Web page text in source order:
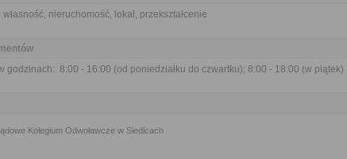
nieruchomość, lokal, przekształcenie
godzinach: 8:00 - 16:00 (od poniedziałku do czwartku); 8:00 - 18:00 (w piątek)
Kolegium Odwoławcze w Siedlcach